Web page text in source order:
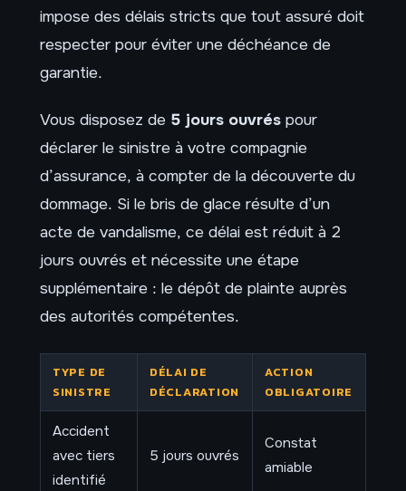
impose des délais stricts que tout assuré doit
respecter pour éviter une déchéance de
garantie.
Vous disposez de 5 jours ouvrés pour
déclarer le sinistre à votre compagnie
d’assurance, à compter de la découverte du
dommage. Si le bris de glace résulte d’un
acte de vandalisme, ce délai est réduit à 2
jours ouvrés et nécessite une étape
supplémentaire : le dépôt de plainte auprès
des autorités compétentes.
TYPE DE
SINISTRE
DÉLAI DE
DÉCLARATION
ACTION
OBLIGATOIRE
Accident
avec tiers
identifié
5 jours ouvrés
Constat
amiable